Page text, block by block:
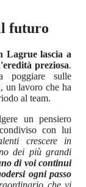
futuro
Lagrue lascia a
preziosa.
poggiare sulle
un lavoro che ha
al team.
un pensiero
con lui
crescere in
dei più grandi
di voi continui
ogni passo
che vi